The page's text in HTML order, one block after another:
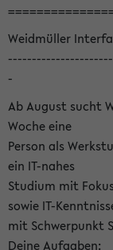
Weidmüller
-
Ab August sucht
Woche eine
Person als
ein IT-nahes
Studium mit
sowie IT-
mit Schwerpunkt
Deine Aufgaben: